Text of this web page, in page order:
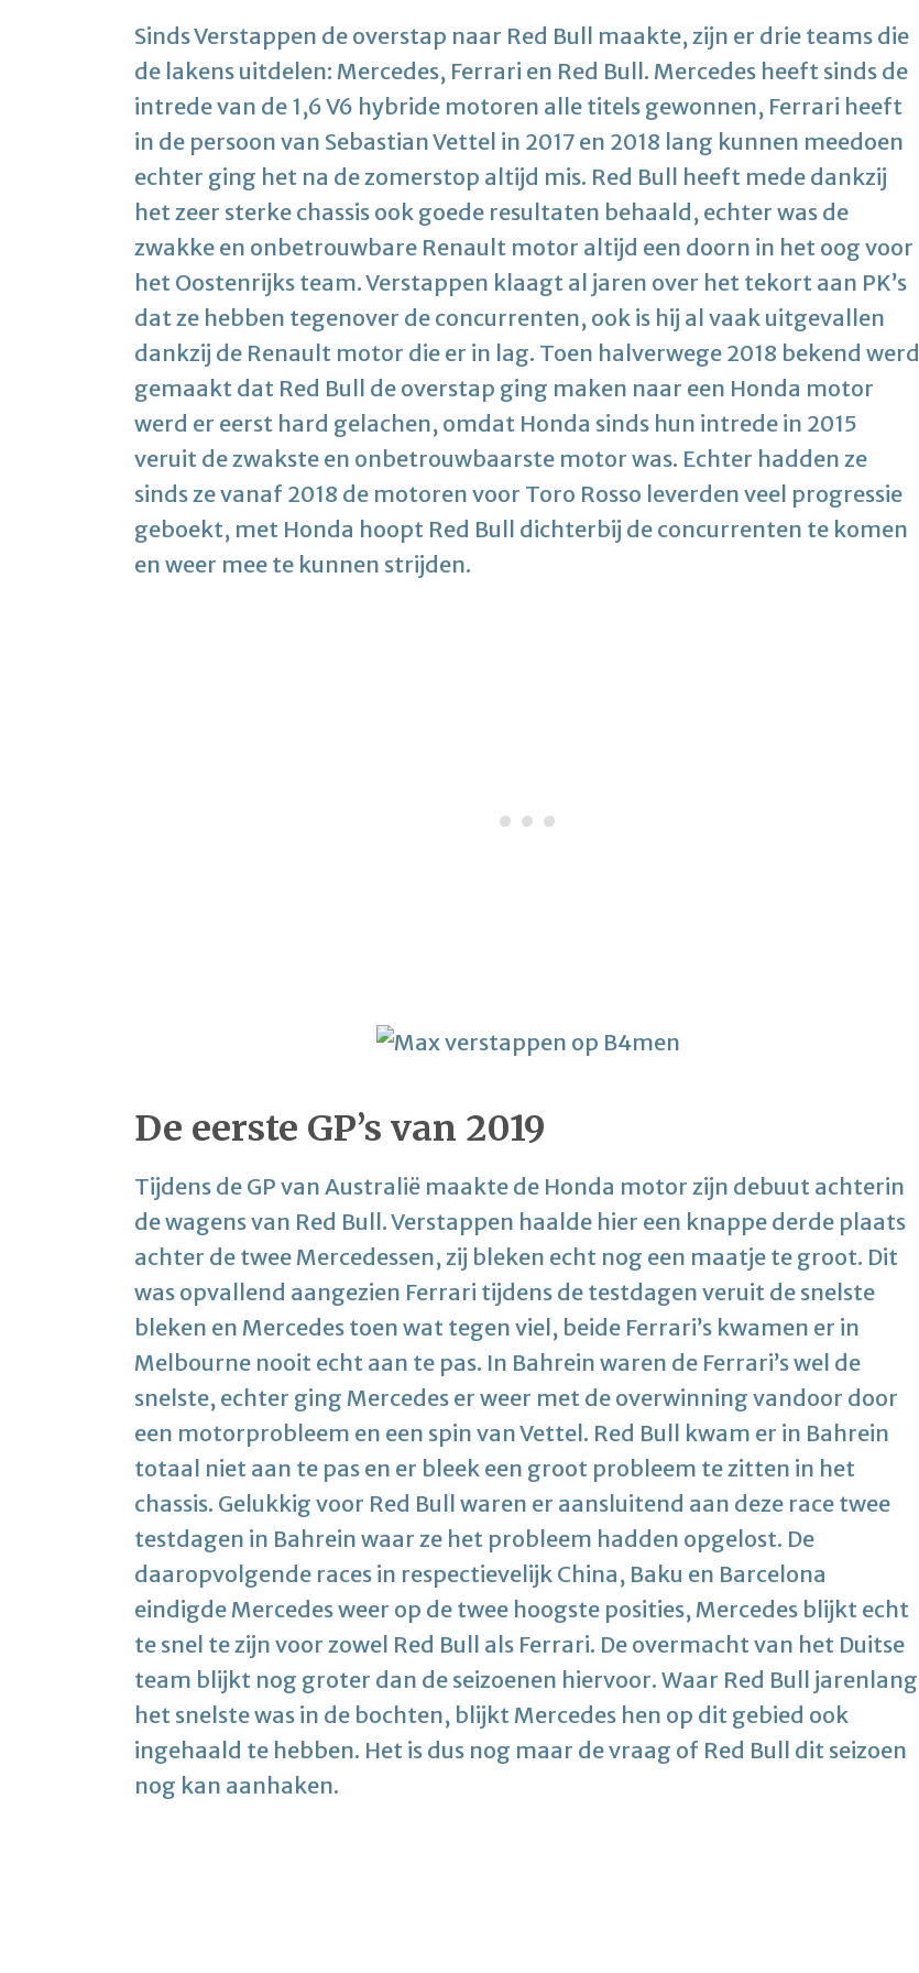
Sinds Verstappen de overstap naar Red Bull maakte, zijn er drie teams die
de lakens uitdelen: Mercedes, Ferrari en Red Bull. Mercedes heeft sinds de
intrede van de 1,6 V6 hybride motoren alle titels gewonnen, Ferrari heeft
in de persoon van Sebastian Vettel in 2017 en 2018 lang kunnen meedoen
echter ging het na de zomerstop altijd mis. Red Bull heeft mede dankzij
het zeer sterke chassis ook goede resultaten behaald, echter was de
zwakke en onbetrouwbare Renault motor altijd een doorn in het oog voor
het Oostenrijks team. Verstappen klaagt al jaren over het tekort aan PK’s
dat ze hebben tegenover de concurrenten, ook is hij al vaak uitgevallen
dankzij de Renault motor die er in lag. Toen halverwege 2018 bekend werd
gemaakt dat Red Bull de overstap ging maken naar een Honda motor
werd er eerst hard gelachen, omdat Honda sinds hun intrede in 2015
veruit de zwakste en onbetrouwbaarste motor was. Echter hadden ze
sinds ze vanaf 2018 de motoren voor Toro Rosso leverden veel progressie
geboekt, met Honda hoopt Red Bull dichterbij de concurrenten te komen
en weer mee te kunnen strijden.
De eerste GP’s van 2019
Tijdens de GP van Australië maakte de Honda motor zijn debuut achterin
de wagens van Red Bull. Verstappen haalde hier een knappe derde plaats
achter de twee Mercedessen, zij bleken echt nog een maatje te groot. Dit
was opvallend aangezien Ferrari tijdens de testdagen veruit de snelste
bleken en Mercedes toen wat tegen viel, beide Ferrari’s kwamen er in
Melbourne nooit echt aan te pas. In Bahrein waren de Ferrari’s wel de
snelste, echter ging Mercedes er weer met de overwinning vandoor door
een motorprobleem en een spin van Vettel. Red Bull kwam er in Bahrein
totaal niet aan te pas en er bleek een groot probleem te zitten in het
chassis. Gelukkig voor Red Bull waren er aansluitend aan deze race twee
testdagen in Bahrein waar ze het probleem hadden opgelost. De
daaropvolgende races in respectievelijk China, Baku en Barcelona
eindigde Mercedes weer op de twee hoogste posities, Mercedes blijkt echt
te snel te zijn voor zowel Red Bull als Ferrari. De overmacht van het Duitse
team blijkt nog groter dan de seizoenen hiervoor. Waar Red Bull jarenlang
het snelste was in de bochten, blijkt Mercedes hen op dit gebied ook
ingehaald te hebben. Het is dus nog maar de vraag of Red Bull dit seizoen
nog kan aanhaken.